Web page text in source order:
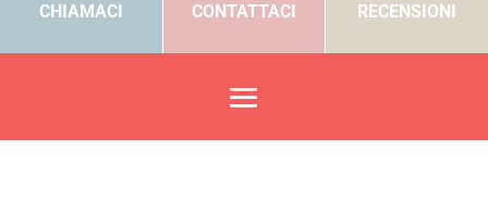
CHIAMACI CONTATTACI RECENSIONI